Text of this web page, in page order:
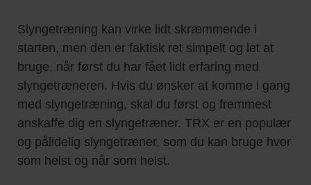
Slyngetræning kan virke lidt skræmmende i
starten, men den er faktisk ret simpelt og let at
bruge, når først du har fået lidt erfaring med
slyngetræneren. Hvis du ønsker at komme i gang
med slyngetræning, skal du først og fremmest
anskaffe dig en slyngetræner. TRX er en populær
og pålidelig slyngetræner, som du kan bruge hvor
som helst og når som helst.